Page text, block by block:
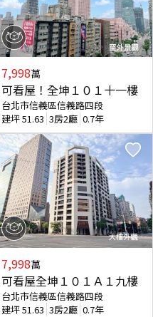
7,998萬
可看屋！全坤１０１十一樓
台北市信義區信義路四段
建坪51.63 3房2廳 0.7年
7,998萬
可看屋全坤１０１Ａ１九樓
台北市信義區信義路四段
建坪51.63 3房2廳 0.7年